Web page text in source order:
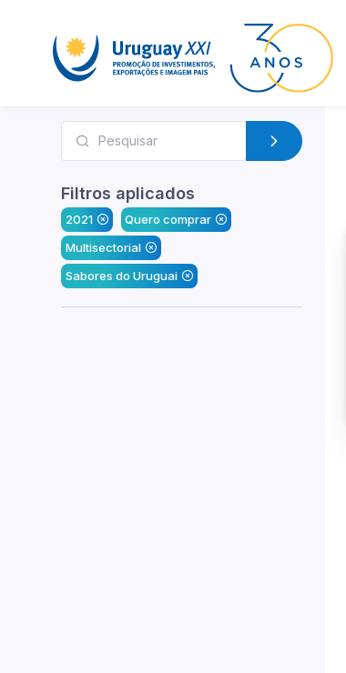
Filtros aplicados
2021
Quero comprar
Multisectorial
Sabores do Uruguai